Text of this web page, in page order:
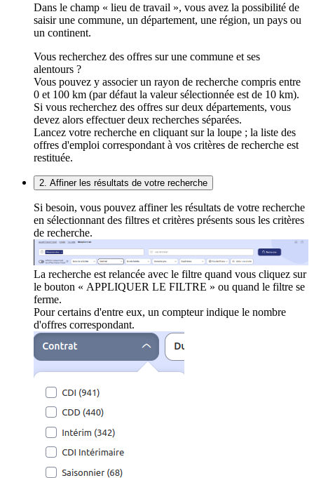
Dans le champ « lieu de travail », vous avez la possibilité de
saisir une commune, un département, une région, un pays ou
un continent.
Vous recherchez des offres sur une commune et ses
alentours ?
Vous pouvez y associer un rayon de recherche compris entre
0 et 100 km (par défaut la valeur sélectionnée est de 10 km).
Si vous recherchez des offres sur deux départements, vous
devez alors effectuer deux recherches séparées.
Lancez votre recherche en cliquant sur la loupe ; la liste des
offres d'emploi correspondant à vos critères de recherche est
restituée.
2. Affiner les résultats de votre recherche
Si besoin, vous pouvez affiner les résultats de votre recherche
en sélectionnant des filtres et critères présents sous les critères
de recherche.
La recherche est relancée avec le filtre quand vous cliquez sur
le bouton « APPLIQUER LE FILTRE » ou quand le filtre se
ferme.
Pour certains d'entre eux, un compteur indique le nombre
d'offres correspondant.